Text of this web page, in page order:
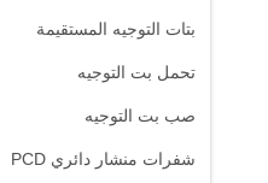
بتات التوجيه المستقيمة
تحمل بت التوجيه
صب بت التوجيه
شفرات منشار دائري PCD